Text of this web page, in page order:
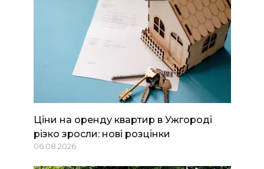
Ціни на оренду квартир в Ужгороді
різко зросли: нові розцінки
06.08.2026